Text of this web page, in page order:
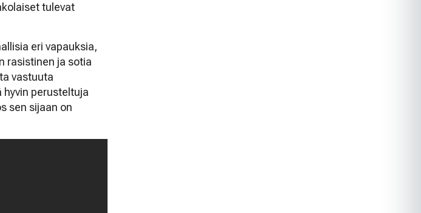
tulevat
eri vapauksia,
rasistinen ja sotia
vastuuta
perusteltuja
sen sijaan on